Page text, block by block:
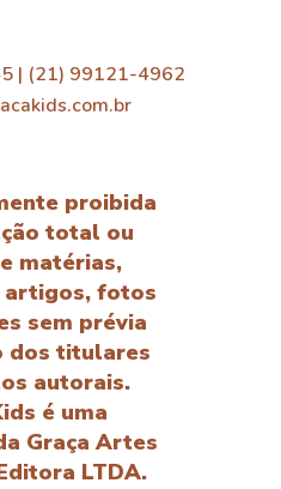
| (21) 99121-4962
proibida
total ou
matérias,
artigos, fotos
sem prévia
dos titulares
autorais.
é uma
Graça Artes
LTDA.